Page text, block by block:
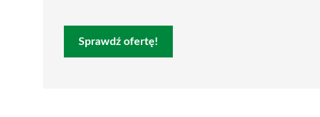
Sprawdź ofertę!